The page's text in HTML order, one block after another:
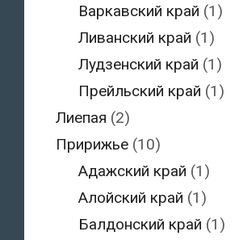
Варкавский край (1)
Ливанский край (1)
Лудзенский край (1)
Прейльский край (1)
Лиепая (2)
Пририжье(10)
Адажский край (1)
Алойский край (1)
Балдонский край (1)